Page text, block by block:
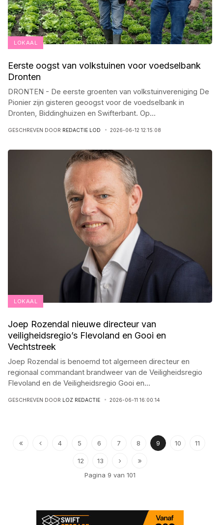
LOKAAL
Eerste oogst van volkstuinen voor voedselbank
Dronten
DRONTEN - De eerste groenten van volkstuinvereniging De
Pionier zijn gisteren geoogst voor de voedselbank in
Dronten, Biddinghuizen en Swifterbant. Op...
GESCHREVEN DOOR REDACTIE LOD 2026-06-12 12:15:08
LOKAAL
Joep Rozendal nieuwe directeur van
veiligheidsregio’s Flevoland en Gooi en
Vechtstreek
Joep Rozendal is benoemd tot algemeen directeur en
regionaal commandant brandweer van de Veiligheidsregio
Flevoland en de Veiligheidsregio Gooi en...
GESCHREVEN DOOR LOZ REDACTIE 2026-06-11 16:00:14
4 5 6 7 8 9 10 11
12
13
Pagina 9 van 101